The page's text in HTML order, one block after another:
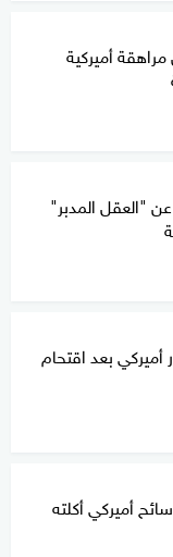
أميركية
"العقل المدبر"
بعد اقتحام
أميركي أكلته